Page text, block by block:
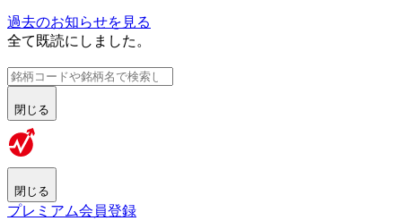
過去のお知らせを見る
全て既読にしました。
閉じる
閉じる
プレミアム会員登録